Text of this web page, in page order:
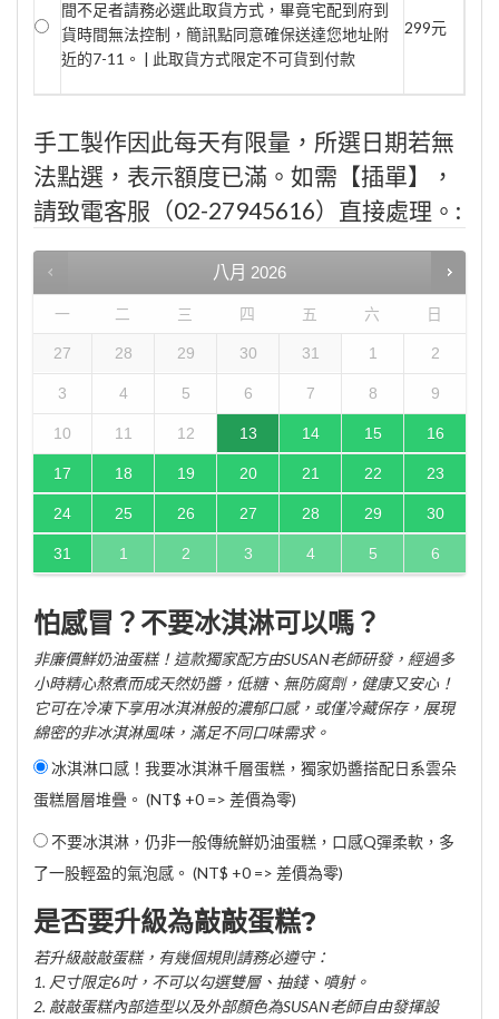
間不足者請務必選此取貨方式，畢竟宅配到府到
貨時間無法控制，簡訊點同意確保送達您地址附
近的7-11。 | 此取貨方式限定不可貨到付款
299元
手工製作因此每天有限量，所選日期若無
法點選，表示額度已滿。如需【插單】，
請致電客服（02-27945616）直接處理。:
八月 2026
一 二 三 四 五 六 日
27 28 29 30 31 1 2
3 4 5 6 7 8 9
10 11 12 13 14 15 16
17 18 19 20 21 22 23
24 25 26 27 28 29 30
31 1 2 3 4 5 6
怕感冒？不要冰淇淋可以嗎？
非廉價鮮奶油蛋糕！這款獨家配方由SUSAN老師研發，經過多
小時精心熬煮而成天然奶醬，低糖、無防腐劑，健康又安心！
它可在冷凍下享用冰淇淋般的濃郁口感，或僅冷藏保存，展現
綿密的非冰淇淋風味，滿足不同口味需求。
冰淇淋口感！我要冰淇淋千層蛋糕，獨家奶醬搭配日系雲朵
蛋糕層層堆疊。 (NT$ +0 => 差價為零)
不要冰淇淋，仍非一般傳統鮮奶油蛋糕，口感Q彈柔軟，多
了一股輕盈的氣泡感。 (NT$ +0 => 差價為零)
是否要升級為敲敲蛋糕?
若升級敲敲蛋糕，有幾個規則請務必遵守：
1. 尺寸限定6吋，不可以勾選雙層、抽錢、噴射。
2. 敲敲蛋糕內部造型以及外部顏色為SUSAN老師自由發揮設